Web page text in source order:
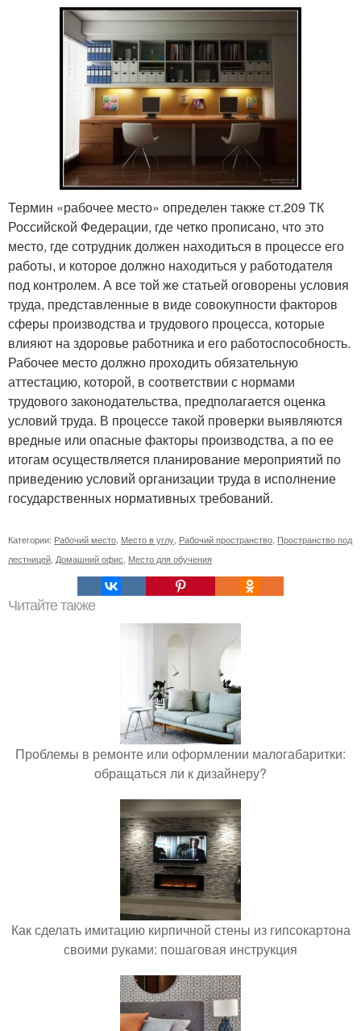
Термин «рабочее место» определен также ст.209 ТК
Российской Федерации, где четко прописано, что это
место, где сотрудник должен находиться в процессе его
работы, и которое должно находиться у работодателя
под контролем. А все той же статьей оговорены условия
труда, представленные в виде совокупности факторов
сферы производства и трудового процесса, которые
влияют на здоровье работника и его работоспособность.
Рабочее место должно проходить обязательную
аттестацию, которой, в соответствии с нормами
трудового законодательства, предполагается оценка
условий труда. В процессе такой проверки выявляются
вредные или опасные факторы производства, а по ее
итогам осуществляется планирование мероприятий по
приведению условий организации труда в исполнение
государственных нормативных требований.
Категории: Рабочий место, Место в углу, Рабочий пространство, Пространство под
лестницей, Домашний офис, Место для обучения
Читайте также
Проблемы в ремонте или оформлении малогабаритки:
обращаться ли к дизайнеру?
Как сделать имитацию кирпичной стены из гипсокартона
своими руками: пошаговая инструкция